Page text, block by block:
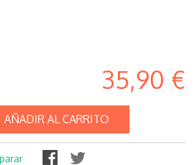
35,90 €
AÑADIR AL CARRITO